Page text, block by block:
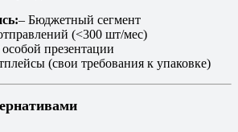
– Бюджетный сегмент
(<300 шт/мес)
презентации
(свои требования к упаковке)